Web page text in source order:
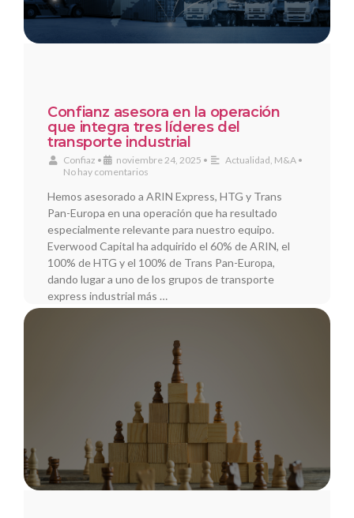
Confianz asesora en la operación
que integra tres líderes del
transporte industrial
Confiaz • noviembre 24, 2025 • Actualidad, M&A •
No hay comentarios
Hemos asesorado a ARIN Express, HTG y Trans
Pan-Europa en una operación que ha resultado
especialmente relevante para nuestro equipo.
Everwood Capital ha adquirido el 60% de ARIN, el
100% de HTG y el 100% de Trans Pan-Europa,
dando lugar a uno de los grupos de transporte
express industrial más …